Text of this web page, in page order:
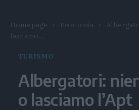
Home page Economia
lasciamo...
TURISMO
Albergatori:
o lasciamo l’Apt